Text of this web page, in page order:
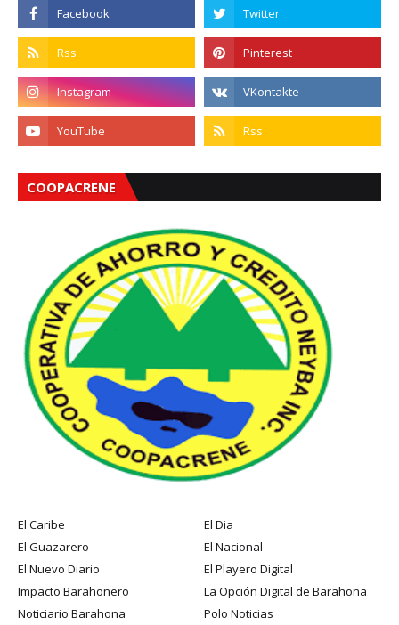
COOPACRENE
El Caribe
El Dia
El Guazarero
El Nacional
El Nuevo Diario
El Playero Digital
Impacto Barahonero
La Opción Digital de Barahona
Noticiario Barahona
Polo Noticias